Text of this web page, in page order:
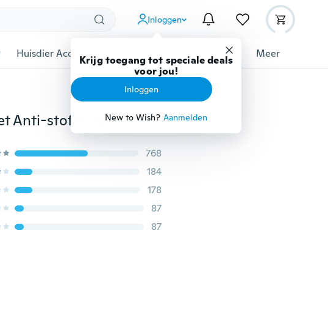
Inloggen
Krijg toegang tot speciale deals
voor jou!
Inloggen
New to Wish? Aanmelden
Huisdier Accessoires Gereedschap Meer
10PCS Mini Meta voor Capacitieve Scherm met Anti-stof Plug Stylus Pennen Touch Pen Tabletten Pen Stylus Pennen voor Touchscreens
768
184
178
87
87